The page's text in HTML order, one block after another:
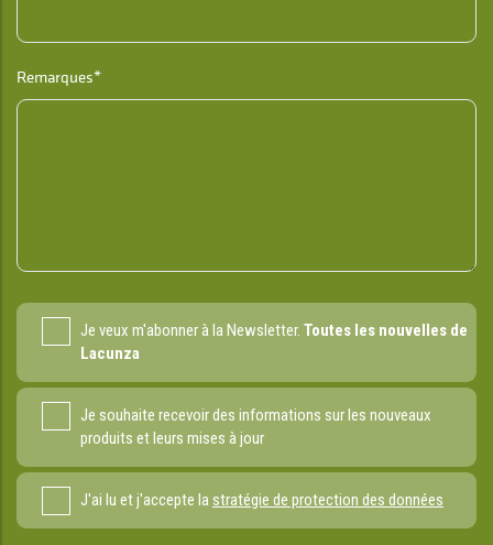
Remarques*
Je veux m'abonner à la Newsletter. Toutes les nouvelles de
Lacunza
Je souhaite recevoir des informations sur les nouveaux
produits et leurs mises à jour
J'ai lu et j'accepte lastratégie de protection des données